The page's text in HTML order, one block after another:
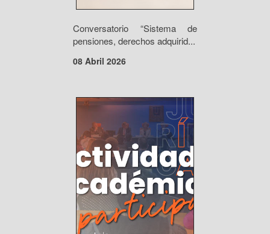
Conversatorio “Sistema de
pensiones, derechos adquirid...
08 Abril 2026